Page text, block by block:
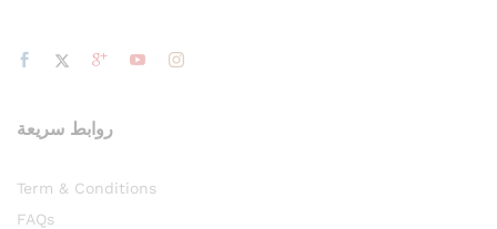
روابط سريعة
Term & Conditions
FAQs